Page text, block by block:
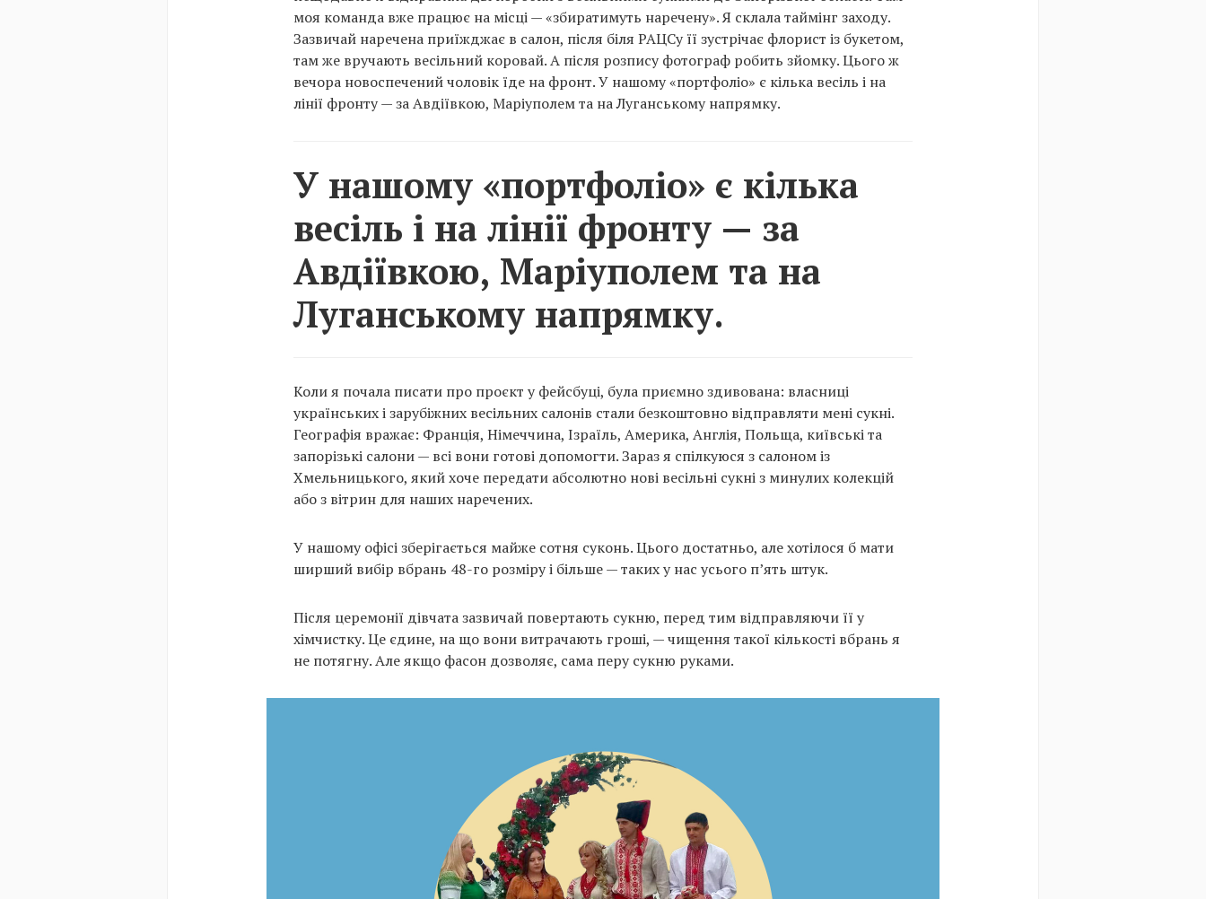
моя команда вже працює на місці — «збиратимуть наречену». Я склала таймінг заходу.
Зазвичай наречена приїжджає в салон, після біля РАЦСу її зустрічає флорист із букетом,
там же вручають весільний коровай. А після розпису фотограф робить зйомку. Цього ж
вечора новоспечений чоловік їде на фронт. У нашому «портфоліо» є кілька весіль і на
лінії фронту — за Авдіївкою, Маріуполем та на Луганському напрямку.
У нашому «портфоліо» є кілька
весіль і на лінії фронту — за
Авдіївкою, Маріуполем та на
Луганському напрямку.
Коли я почала писати про проєкт у фейсбуці, була приємно здивована: власниці
українських і зарубіжних весільних салонів стали безкоштовно відправляти мені сукні.
Географія вражає: Франція, Німеччина, Ізраїль, Америка, Англія, Польща, київські та
запорізькі салони — всі вони готові допомогти. Зараз я спілкуюся з салоном із
Хмельницького, який хоче передати абсолютно нові весільні сукні з минулих колекцій
або з вітрин для наших наречених.
У нашому офісі зберігається майже сотня суконь. Цього достатньо, але хотілося б мати
ширший вибір вбрань 48-го розміру і більше — таких у нас усього п’ять штук.
Після церемонії дівчата зазвичай повертають сукню, перед тим відправляючи її у
хімчистку. Це єдине, на що вони витрачають гроші, — чищення такої кількості вбрань я
не потягну. Але якщо фасон дозволяє, сама перу сукню руками.